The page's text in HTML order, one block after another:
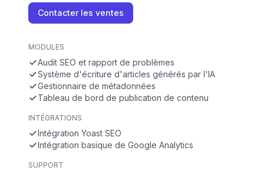
Contacter les ventes
MODULES
Audit SEO et rapport de problèmes
Système d'écriture d'articles générés par l'IA
Gestionnaire de métadonnées
Tableau de bord de publication de contenu
INTÉGRATIONS
Intégration Yoast SEO
Intégration basique de Google Analytics
SUPPORT